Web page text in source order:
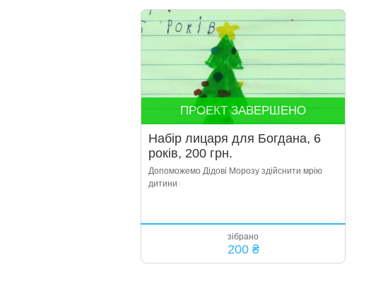
ПРОЕКТ ЗАВЕРШЕНО
Набір лицаря для Богдана, 6
років, 200 грн.
Допоможемо Дідові Морозу здійснити мрію
дитини
зібрано
200 ₴